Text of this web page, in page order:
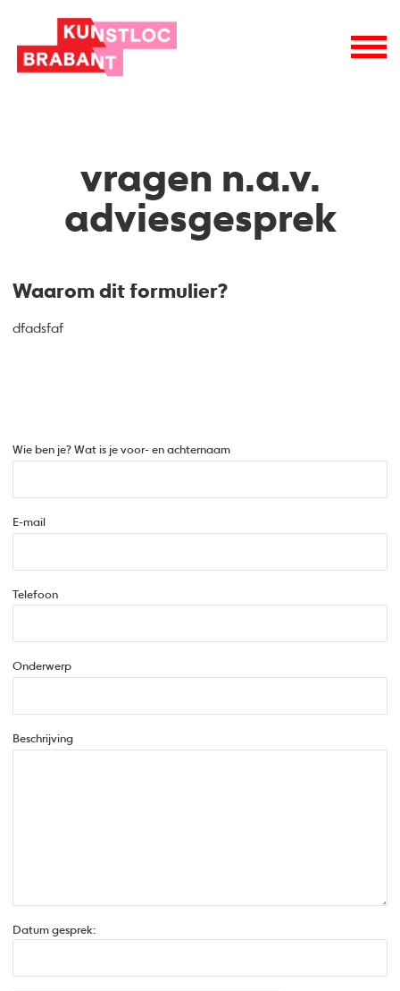
vragen n.a.v.
adviesgesprek
Waarom dit formulier?
dfadsfaf
Wie ben je? Wat is je voor- en achternaam
E-mail
Telefoon
Onderwerp
Beschrijving
Datum gesprek: